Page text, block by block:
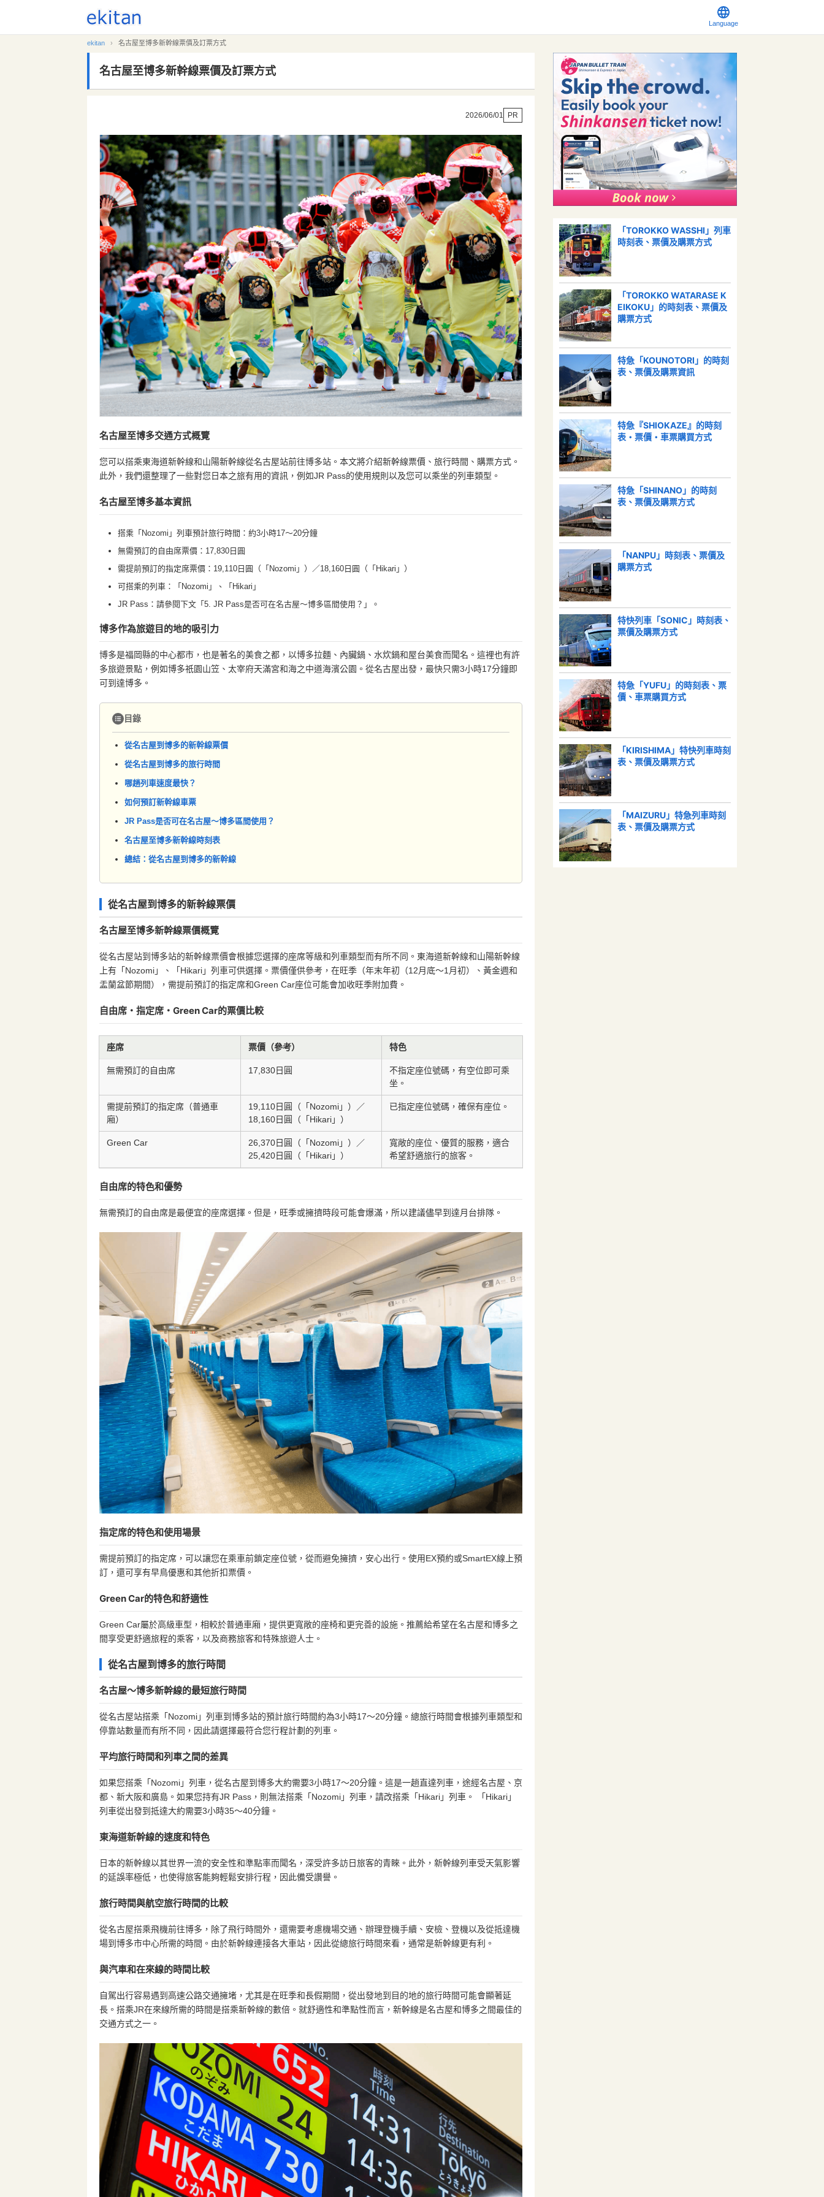
Language
ekitan › 名古屋至博多新幹線票價及訂票方式
名古屋至博多新幹線票價及訂票方式
2026/06/01 PR
名古屋至博多交通方式概覽
您可以搭乘東海道新幹線和山陽新幹線從名古屋站前往博多站。本文將介紹新幹線票價、旅行時間、購票方式。
此外，我們還整理了一些對您日本之旅有用的資訊，例如JR Pass的使用規則以及您可以乘坐的列車類型。
名古屋至博多基本資訊
搭乘「Nozomi」列車預計旅行時間：約3小時17～20分鐘
無需預訂的自由席票價：17,830日圓
需提前預訂的指定席票價：19,110日圓（「Nozomi」）／18,160日圓（「Hikari」）
可搭乘的列車：「Nozomi」、「Hikari」
JR Pass：請參閱下文「5. JR Pass是否可在名古屋～博多區間使用？」。
博多作為旅遊目的地的吸引力
博多是福岡縣的中心都市，也是著名的美食之都，以博多拉麵、內臟鍋、水炊鍋和屋台美食而聞名。這裡也有許
多旅遊景點，例如博多祇園山笠、太宰府天滿宮和海之中道海濱公園。從名古屋出發，最快只需3小時17分鐘即
可到達博多。
目錄
從名古屋到博多的新幹線票價
從名古屋到博多的旅行時間
哪趟列車速度最快？
如何預訂新幹線車票
JR Pass是否可在名古屋～博多區間使用？
名古屋至博多新幹線時刻表
總結：從名古屋到博多的新幹線
從名古屋到博多的新幹線票價
名古屋至博多新幹線票價概覽
從名古屋站到博多站的新幹線票價會根據您選擇的座席等級和列車類型而有所不同。東海道新幹線和山陽新幹線
上有「Nozomi」、「Hikari」列車可供選擇。票價僅供參考，在旺季（年末年初（12月底～1月初）、黃金週和
盂蘭盆節期間），需提前預訂的指定席和Green Car座位可能會加收旺季附加費。
自由席・指定席・Green Car的票價比較
座席 票價（參考） 特色
無需預訂的自由席 17,830日圓
不指定座位號碼，有空位即可乘
坐。
需提前預訂的指定席（普通車
廂）
19,110日圓（「Nozomi」）／
18,160日圓（「Hikari」）
已指定座位號碼，確保有座位。
Green Car
26,370日圓（「Nozomi」）／
25,420日圓（「Hikari」）
寬敞的座位、優質的服務，適合
希望舒適旅行的旅客。
自由席的特色和優勢
無需預訂的自由席是最便宜的座席選擇。但是，旺季或擁擠時段可能會爆滿，所以建議儘早到達月台排隊。
指定席的特色和使用場景
需提前預訂的指定席，可以讓您在乘車前鎖定座位號，從而避免擁擠，安心出行。使用EX預約或SmartEX線上預
訂，還可享有早鳥優惠和其他折扣票價。
Green Car的特色和舒適性
Green Car屬於高級車型，相較於普通車廂，提供更寬敞的座椅和更完善的設施。推薦給希望在名古屋和博多之
間享受更舒適旅程的乘客，以及商務旅客和特殊旅遊人士。
從名古屋到博多的旅行時間
名古屋～博多新幹線的最短旅行時間
從名古屋站搭乘「Nozomi」列車到博多站的預計旅行時間約為3小時17～20分鐘。總旅行時間會根據列車類型和
停靠站數量而有所不同，因此請選擇最符合您行程計劃的列車。
平均旅行時間和列車之間的差異
如果您搭乘「Nozomi」列車，從名古屋到博多大約需要3小時17～20分鐘。這是一趟直達列車，途經名古屋、京
都、新大阪和廣島。如果您持有JR Pass，則無法搭乘「Nozomi」列車，請改搭乘「Hikari」列車。 「Hikari」
列車從出發到抵達大約需要3小時35～40分鐘。
東海道新幹線的速度和特色
日本的新幹線以其世界一流的安全性和準點率而聞名，深受許多訪日旅客的青睞。此外，新幹線列車受天氣影響
的延誤率極低，也使得旅客能夠輕鬆安排行程，因此備受讚譽。
旅行時間與航空旅行時間的比較
從名古屋搭乘飛機前往博多，除了飛行時間外，還需要考慮機場交通、辦理登機手續、安檢、登機以及從抵達機
場到博多市中心所需的時間。由於新幹線連接各大車站，因此從總旅行時間來看，通常是新幹線更有利。
與汽車和在來線的時間比較
自駕出行容易遇到高速公路交通擁堵，尤其是在旺季和長假期間，從出發地到目的地的旅行時間可能會顯著延
長。搭乘JR在來線所需的時間是搭乘新幹線的數倍。就舒適性和準點性而言，新幹線是名古屋和博多之間最佳的
交通方式之一。
「TOROKKO WASSHI」列車
時刻表、票價及購票方式
「TOROKKO WATARASE K
EIKOKU」的時刻表、票價及
購票方式
特急「KOUNOTORI」的時刻
表、票價及購票資訊
特急『SHIOKAZE』的時刻
表・票價・車票購買方式
特急「SHINANO」的時刻
表、票價及購票方式
「NANPU」時刻表、票價及
購票方式
特快列車「SONIC」時刻表、
票價及購票方式
特急「YUFU」的時刻表、票
價、車票購買方式
「KIRISHIMA」特快列車時刻
表、票價及購票方式
「MAIZURU」特急列車時刻
表、票價及購票方式